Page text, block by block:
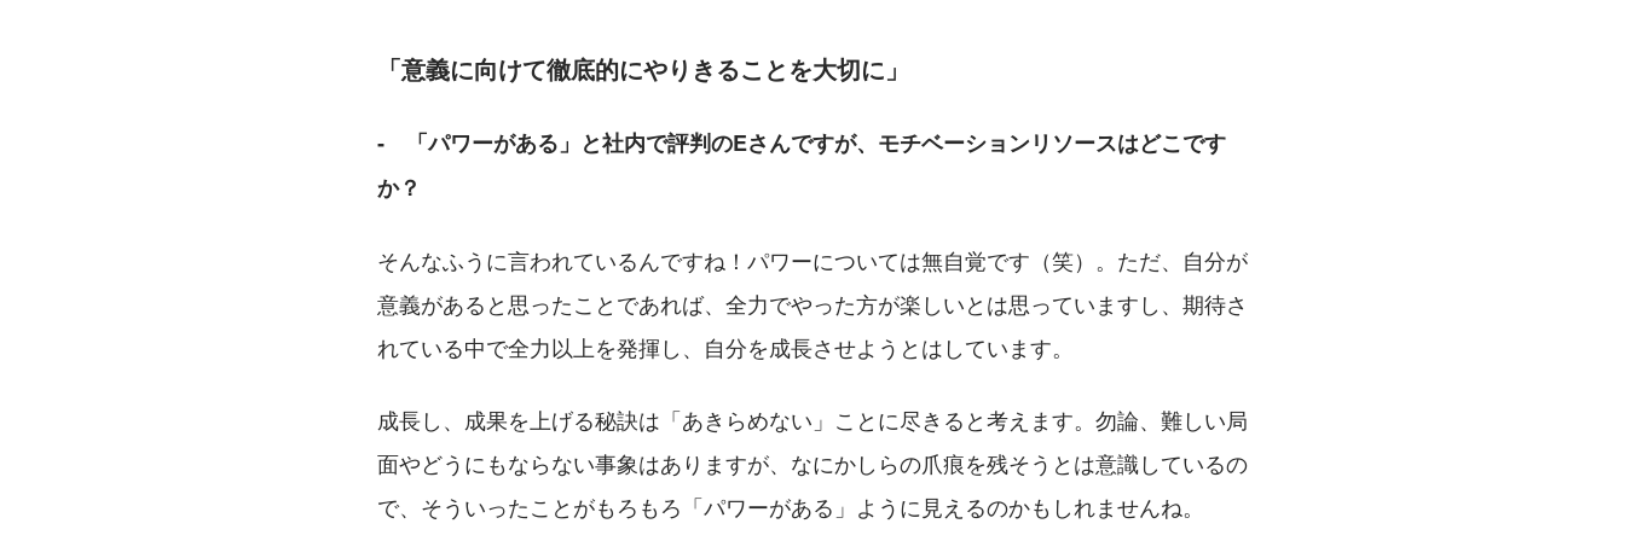
「意義に向けて徹底的にやりきることを大切に」
‐　「パワーがある」と社内で評判のEさんですが、モチベーションリソースはどこです
か？
そんなふうに言われているんですね！パワーについては無自覚です（笑）。ただ、自分が
意義があると思ったことであれば、全力でやった方が楽しいとは思っていますし、期待さ
れている中で全力以上を発揮し、自分を成長させようとはしています。
成長し、成果を上げる秘訣は「あきらめない」ことに尽きると考えます。勿論、難しい局
面やどうにもならない事象はありますが、なにかしらの爪痕を残そうとは意識しているの
で、そういったことがもろもろ「パワーがある」ように見えるのかもしれませんね。